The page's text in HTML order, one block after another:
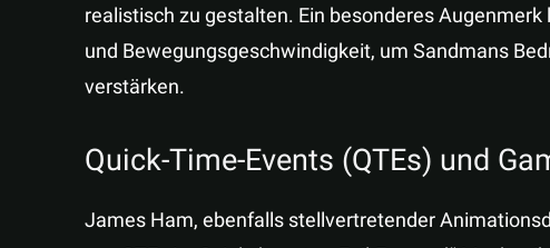
realistisch zu gestalten. Ein besonderes
und Bewegungsgeschwindigkeit, um Sandmans
verstärken.
Quick-Time-Events (QTEs) und
James Ham, ebenfalls stellvertretender